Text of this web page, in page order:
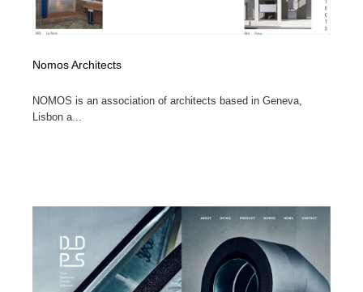
Nomos Architects
NOMOS is an association of architects based in Geneva,
Lisbon a...